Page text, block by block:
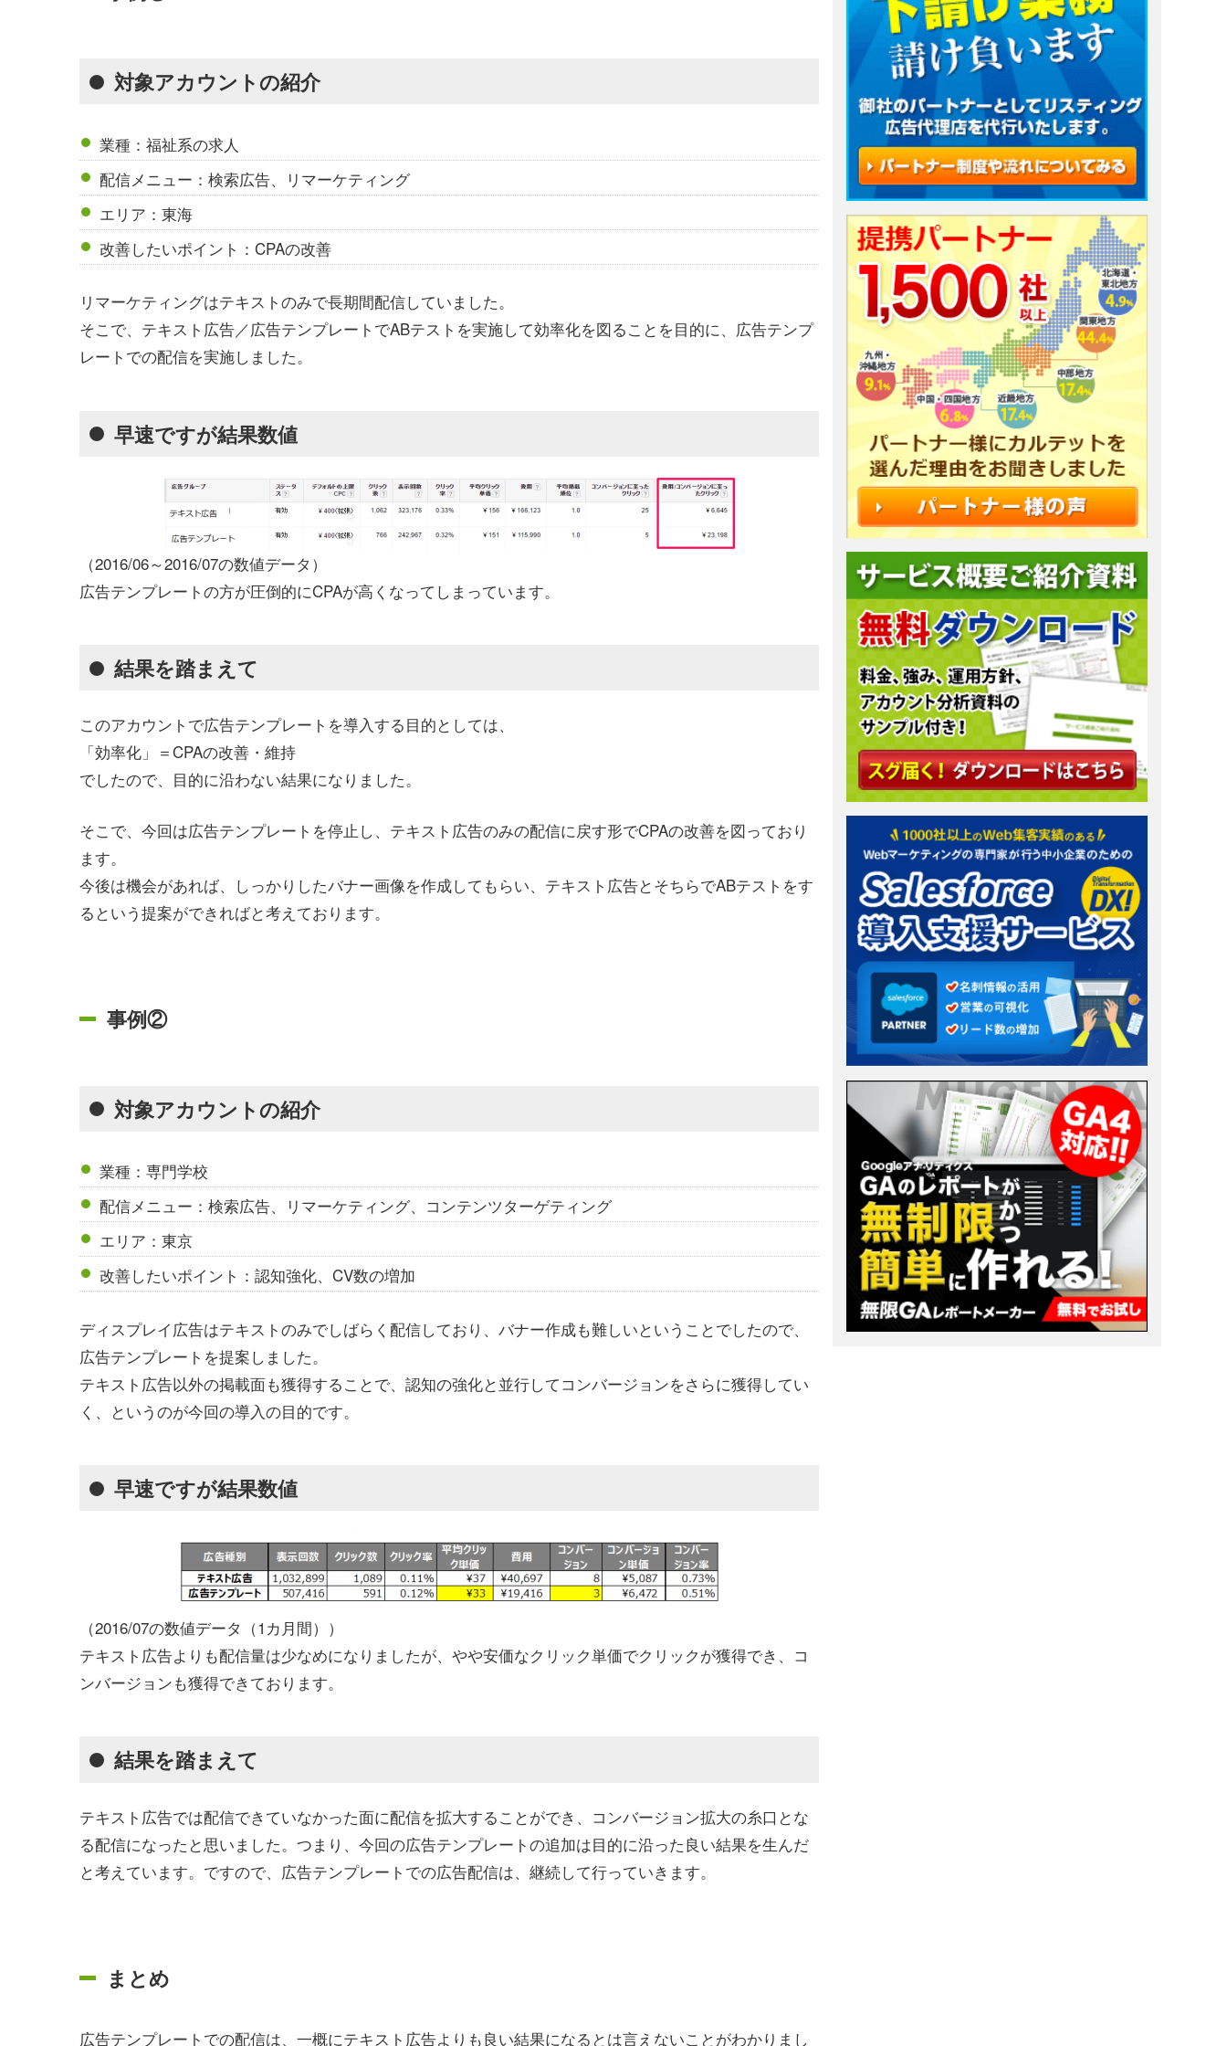
対象アカウントの紹介
業種：福祉系の求人
配信メニュー：検索広告、リマーケティング
エリア：東海
改善したいポイント：CPAの改善
リマーケティングはテキストのみで長期間配信していました。
そこで、テキスト広告／広告テンプレートでABテストを実施して効率化を図ることを目的に、広告テンプ
レートでの配信を実施しました。
早速ですが結果数値
（2016/06～2016/07の数値データ）
広告テンプレートの方が圧倒的にCPAが高くなってしまっています。
結果を踏まえて
このアカウントで広告テンプレートを導入する目的としては、
「効率化」＝CPAの改善・維持
でしたので、目的に沿わない結果になりました。
そこで、今回は広告テンプレートを停止し、テキスト広告のみの配信に戻す形でCPAの改善を図っており
ます。
今後は機会があれば、しっかりしたバナー画像を作成してもらい、テキスト広告とそちらでABテストをす
るという提案ができればと考えております。
事例②
対象アカウントの紹介
業種：専門学校
配信メニュー：検索広告、リマーケティング、コンテンツターゲティング
エリア：東京
改善したいポイント：認知強化、CV数の増加
ディスプレイ広告はテキストのみでしばらく配信しており、バナー作成も難しいということでしたので、
広告テンプレートを提案しました。
テキスト広告以外の掲載面も獲得することで、認知の強化と並行してコンバージョンをさらに獲得してい
く、というのが今回の導入の目的です。
早速ですが結果数値
（2016/07の数値データ（1カ月間））
テキスト広告よりも配信量は少なめになりましたが、やや安価なクリック単価でクリックが獲得でき、コ
ンバージョンも獲得できております。
結果を踏まえて
テキスト広告では配信できていなかった面に配信を拡大することができ、コンバージョン拡大の糸口とな
る配信になったと思いました。つまり、今回の広告テンプレートの追加は目的に沿った良い結果を生んだ
と考えています。ですので、広告テンプレートでの広告配信は、継続して行っていきます。
まとめ
広告テンプレートでの配信は、一概にテキスト広告よりも良い結果になるとは言えないことがわかりまし